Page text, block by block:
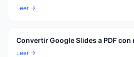
Leer →
Convertir Google Slides a PDF
Leer →